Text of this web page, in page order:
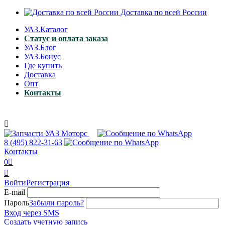
Доставка по всей России
УАЗ.Каталог
Статус и оплата заказа
УАЗ.Блог
УАЗ.Бонус
Где купить
Доставка
Опт
Контакты

8 (495) 822-31-63
Контакты
0

ВойтиРегистрация
E-mail
ПарольЗабыли пароль?
Вход через SMS
Создать учетную запись